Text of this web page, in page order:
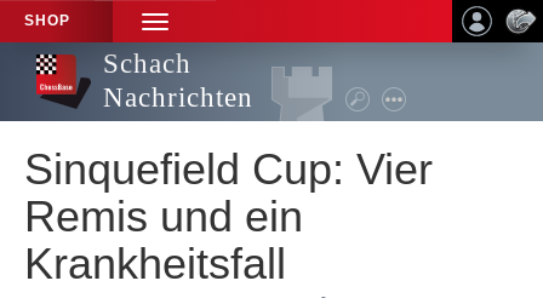
SHOP
TOGGLE
NAVIGATION
Schach
Nachrichten
Sinquefield Cup: Vier
Remis und ein
Krankheitsfall